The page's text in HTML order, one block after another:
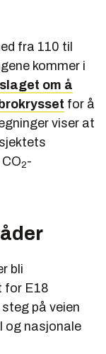
fra 110 til
kommer i
om å
for å
viser at
2-
bli
for E18
på veien
og nasjonale